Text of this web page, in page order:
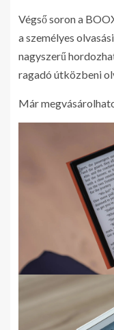
Végső soron a
a személyes
nagyszerű
ragadó útközbeni
Már